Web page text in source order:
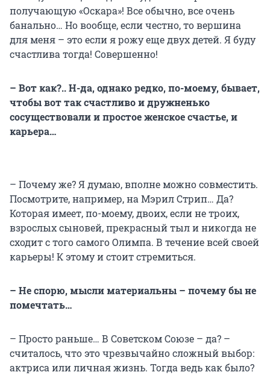
получающую «Оскара»! Все обычно, все очень
банально… Но вообще, если честно, то вершина
для меня – это если я рожу еще двух детей. Я буду
счастлива тогда! Совершенно!
– Вот как?.. Н-да, однако редко, по-моему, бывает,
чтобы вот так счастливо и дружненько
сосуществовали и простое женское счастье, и
карьера…
– Почему же? Я думаю, вполне можно совместить.
Посмотрите, например, на Мэрил Стрип… Да?
Которая имеет, по-моему, двоих, если не троих,
взрослых сыновей, прекрасный тыл и никогда не
сходит с того самого Олимпа. В течение всей своей
карьеры! К этому и стоит стремиться.
– Не спорю, мысли материальны – почему бы не
помечтать…
– Просто раньше… В Советском Союзе – да? –
считалось, что это чрезвычайно сложный выбор:
актриса или личная жизнь. Тогда ведь как было?